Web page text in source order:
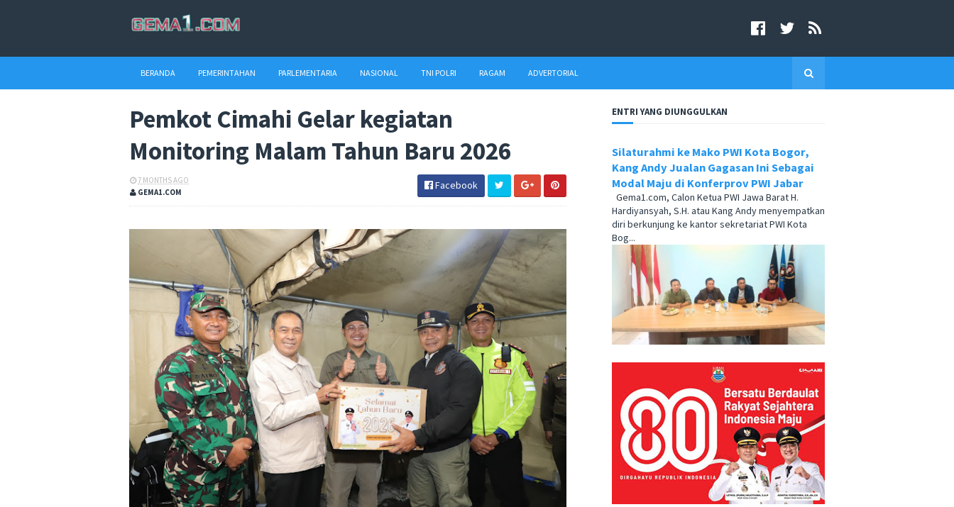
BERANDA PEMERINTAHAN PARLEMENTARIA NASIONAL TNI POLRI RAGAM ADVERTORIAL
Pemkot Cimahi Gelar kegiatan
Monitoring Malam Tahun Baru 2026
7 MONTHS AGO
GEMA1.COM
Facebook
ENTRI YANG DIUNGGULKAN
Silaturahmi ke Mako PWI Kota Bogor,
Kang Andy Jualan Gagasan Ini Sebagai
Modal Maju di Konferprov PWI Jabar
Gema1.com, Calon Ketua PWI Jawa Barat H.
Hardiyansyah, S.H. atau Kang Andy menyempatkan
diri berkunjung ke kantor sekretariat PWI Kota
Bog...